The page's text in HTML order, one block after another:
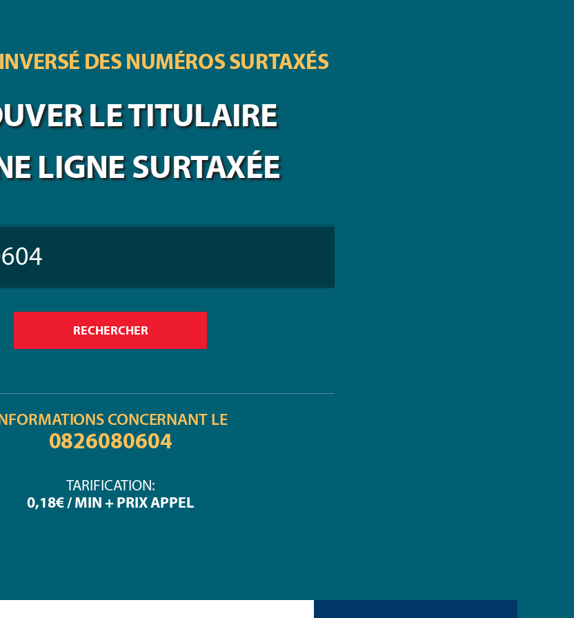
DESNUMÉROS SURTAXÉS
LE TITULAIRE
LIGNE SURTAXÉE
CONCERNANT LE
0826080604
TARIFICATION:
0,18€ / MIN + PRIX APPEL